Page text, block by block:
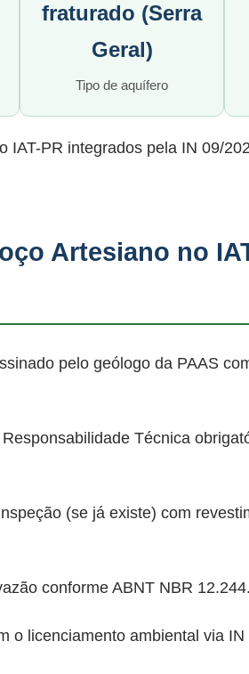
fraturado (Serra
Geral)
Tipo de aquífero
IAT-PR integrados pela IN 09/
Artesiano no
pelo geólogo da PAAS
Técnica
(se já existe) com
conforme ABNT NBR 12.244.
o licenciamento ambiental via IN